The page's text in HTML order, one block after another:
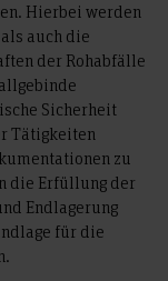
Hierbei werden
auch die
der Rohabfälle
Sicherheit
Tätigkeiten
zu
die Erfüllung der
Endlagerung
für die